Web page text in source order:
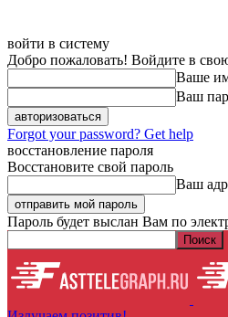
войти в систему
Добро пожаловать! Войдите в
Ваше
Ваш
Forgot your password? Get help
восстановление пароля
Восстановите свой пароль
Ваш
Пароль будет выслан Вам по